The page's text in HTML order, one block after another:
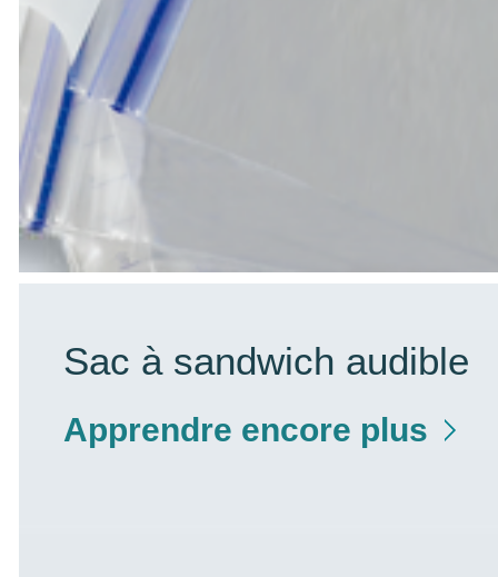
Sac à sandwich audible
Apprendre encore plus